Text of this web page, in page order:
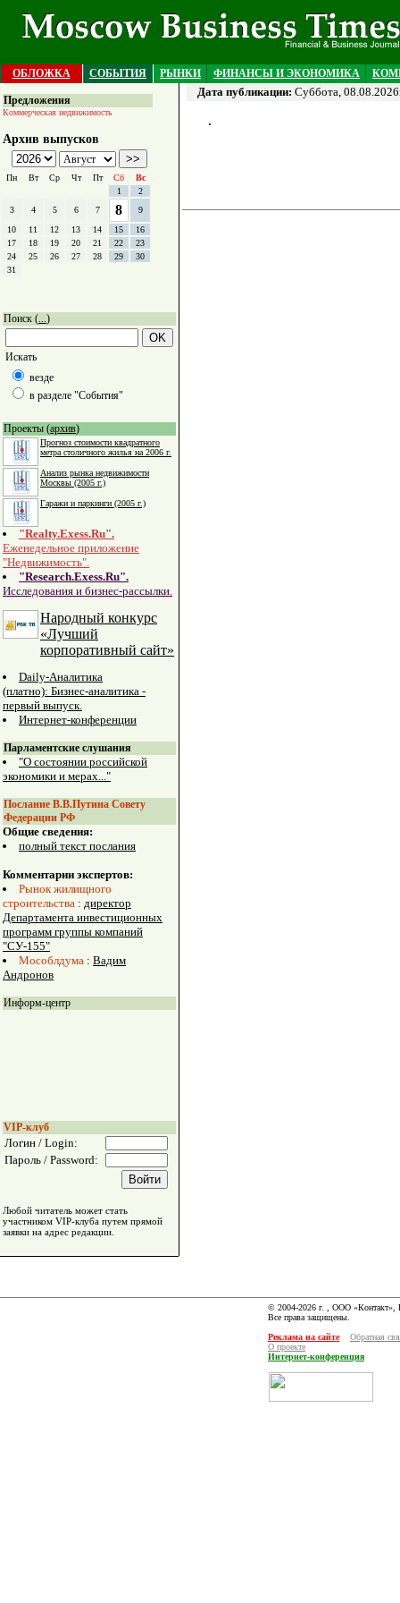
ОБЛОЖКА СОБЫТИЯ РЫНКИ ФИНАНСЫ И ЭКОНОМИКА
Предложения
Коммерческая недвижимость
Архив выпусков
Пн Вт Ср Чт Пт Сб
Вс
1
2
3
4 5 6 7 8
9
10
11 12 13 14 15
16
17
18 19 20 21 22
23
24
25 26 27 28 29
30
31
Поиск ( )
Искать
везде
в разделе "События"
Проекты (архив)
Прогноз стоимости квадратного
метра столичного жилья на 2006 г.
Анализ рынка недвижимости
Москвы (2005 г.)
Гаражи и паркинги (2005 г.)
"Realty.Exess.Ru".
Еженедельное приложение
"Недвижимость".
"Research.Exess.Ru".
Исследования и бизнес-рассылки.
Народный конкурс
«Лучший
корпоративный сайт»
Daily-Аналитика
(платно): Бизнес-аналитика -
первый выпуск.
Интернет-конференции
Парламентские слушания
"О состоянии российской
экономики и мерах..."
Послание В.В.Путина Совету
Федерации РФ
Общие сведения:
полный текст послания
Комментарии экспертов:
Рынок жилищного
строительства : директор
Департамента инвестиционных
программ группы компаний
"СУ-155"
Мособлдума : Вадим
Андронов
Информ-центр
VIP-клуб
Логин / Login:
Пароль / Password:
Любой читатель может стать
участником VIP-клуба путем прямой
заявки на адрес редакции.
Дата публикации: Суббота,
© 2004-2026 г. , ООО «Контакт»,
Все права защищены.
Реклама на сайте
Обратная
О проекте
Интернет-конференция